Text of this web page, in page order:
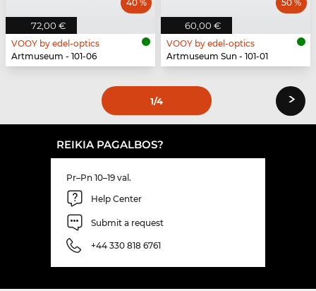
72,00 €
40 %
VOOY by edel-optics
Artmuseum - 101-06
60,00 €
50 %
VOOY by edel-optics
Artmuseum Sun - 101-01
1/4 ›
REIKIA PAGALBOS?
Pr–Pn 10–19 val.
Help Center
Submit a request
+44 330 818 6761